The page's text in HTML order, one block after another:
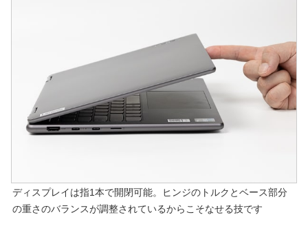
ディスプレイは指1本で開閉可能。ヒンジのトルクとベース部分
の重さのバランスが調整されているからこそなせる技です